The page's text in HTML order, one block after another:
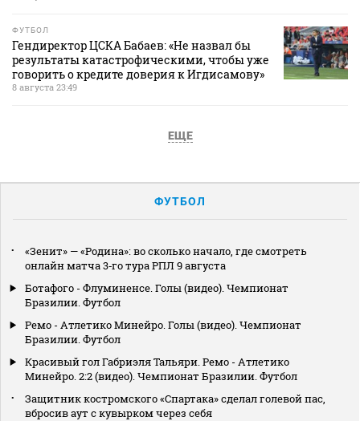
ФУТБОЛ
Гендиректор ЦСКА Бабаев: «Не назвал бы
результаты катастрофическими, чтобы уже
говорить о кредите доверия к Игдисамову»
8 августа 23:49
ЕЩЕ
ФУТБОЛ
«Зенит» — «Родина»: во сколько начало, где смотреть
онлайн матча 3‑го тура РПЛ 9 августа
Ботафого - Флуминенсе. Голы (видео). Чемпионат
Бразилии. Футбол
Ремо - Атлетико Минейро. Голы (видео). Чемпионат
Бразилии. Футбол
Красивый гол Габриэля Тальяри. Ремо - Атлетико
Минейро. 2:2 (видео). Чемпионат Бразилии. Футбол
Защитник костромского «Спартака» сделал голевой пас,
вбросив аут с кувырком через себя